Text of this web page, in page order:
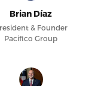
Brian Díaz
& Founder
Pacifico Group